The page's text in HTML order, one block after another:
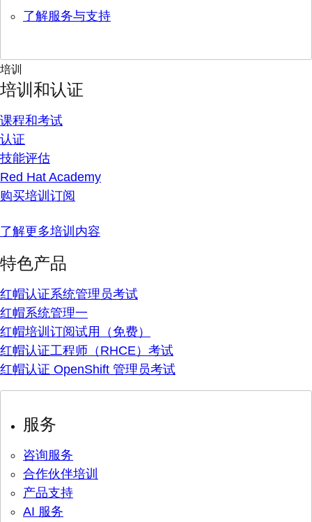
了解服务与支持
培训
培训和认证
课程和考试
认证
技能评估
Red Hat Academy
购买培训订阅
了解更多培训内容
特色产品
红帽认证系统管理员考试
红帽系统管理一
红帽培训订阅试用（免费）
红帽认证工程师（RHCE）考试
红帽认证 OpenShift 管理员考试
服务
咨询服务
合作伙伴培训
产品支持
AI 服务